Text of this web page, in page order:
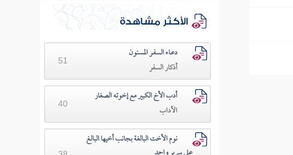
الأكثر مشاهدة
دعـاء السفـر المسنون
أذكار السفر
51
أدب الأخ الكبير مع إخوته الصغار
الآداب
40
نوم الأخت البالغة بجانب أخيها البالغ